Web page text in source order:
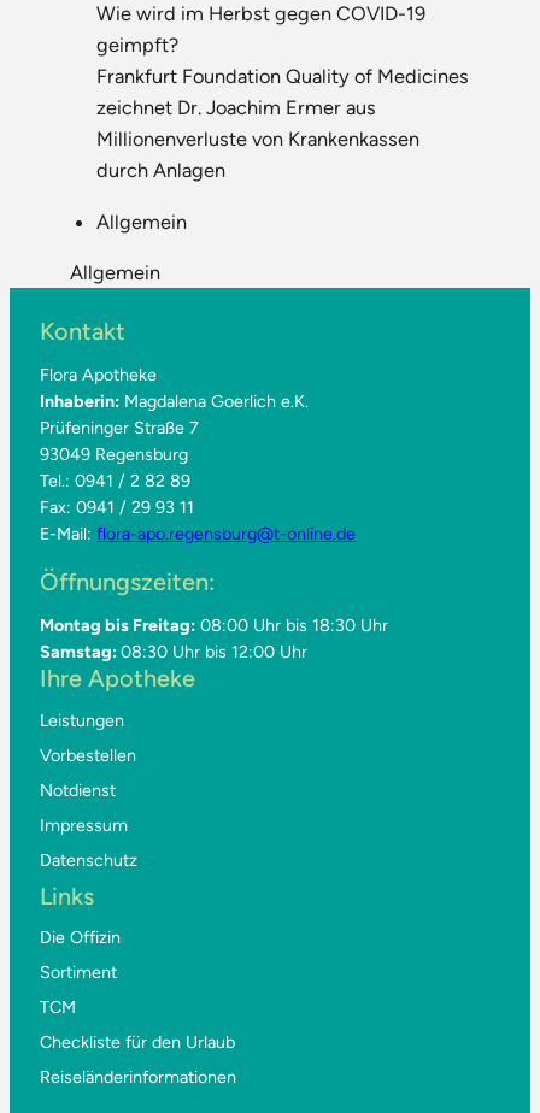
Wie wird im Herbst gegen COVID-19
geimpft?
Frankfurt Foundation Quality of Medicines
zeichnet Dr. Joachim Ermer aus
Millionenverluste von Krankenkassen
durch Anlagen
Allgemein
Allgemein
Kontakt
Flora Apotheke
Inhaberin: Magdalena Goerlich e.K.
Prüfeninger Straße 7
93049 Regensburg
Tel.: 0941 / 2 82 89
Fax: 0941 / 29 93 11
E-Mail:flora-apo.regensburg@t-online.de
Öffnungszeiten:
Montag bis Freitag: 08:00 Uhr bis 18:30 Uhr
Samstag:08:30 Uhr bis 12:00 Uhr
Ihre Apotheke
Leistungen
Vorbestellen
Notdienst
Impressum
Datenschutz
Links
Die Offizin
Sortiment
TCM
Checkliste für den Urlaub
Reiseländerinformationen